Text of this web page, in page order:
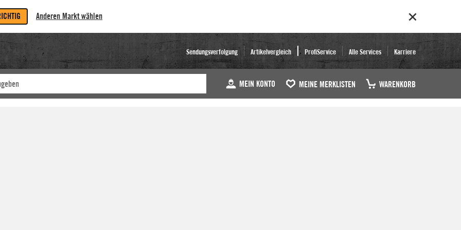
Anderen Markt wählen
Sendungsverfolgung Artikelvergleich ProfiService Alle Services Karriere
MEIN KONTO MEINE MERKLISTEN WARENKORB